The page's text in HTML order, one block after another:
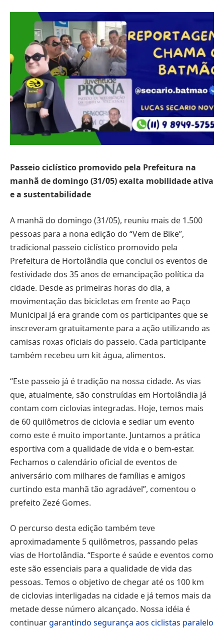
Passeio ciclístico promovido pela Prefeitura na
manhã de domingo (31/05) exalta mobilidade ativa
e a sustentabilidade
A manhã do domingo (31/05), reuniu mais de 1.500
pessoas para a nona edição do “Vem de Bike”,
tradicional passeio ciclístico promovido pela
Prefeitura de Hortolândia que conclui os eventos de
festividade dos 35 anos de emancipação política da
cidade. Desde as primeiras horas do dia, a
movimentação das bicicletas em frente ao Paço
Municipal já era grande com os participantes que se
inscreveram gratuitamente para a ação utilizando as
camisas roxas oficiais do passeio. Cada participante
também recebeu um kit água, alimentos.
“Este passeio já é tradição na nossa cidade. As vias
que, atualmente, são construídas em Hortolândia já
contam com ciclovias integradas. Hoje, temos mais
de 60 quilômetros de ciclovia e sediar um evento
como este é muito importante. Juntamos a prática
esportiva com a qualidade de vida e o bem-estar.
Fechamos o calendário oficial de eventos de
aniversário com milhares de famílias e amigos
curtindo esta manhã tão agradável”, comentou o
prefeito Zezé Gomes.
O percurso desta edição também teve
aproximadamente 5 quilômetros, passando pelas
vias de Hortolândia. “Esporte é saúde e eventos como
este são essenciais para a qualidade de vida das
pessoas. Temos o objetivo de chegar até os 100 km
de ciclovias interligadas na cidade e já temos mais da
metade desse número alcançado. Nossa idéia é
continuargarantindo segurança aos ciclistas paralelo